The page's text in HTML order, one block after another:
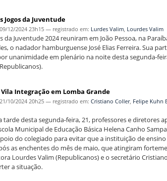
da Juventude
09/12/2024 23h15 — registrado em: Lurdes Valim, Lourdes Valim
Juventude 2024 reuniram em João Pessoa, na
o nadador hamburguense José Elias Ferreira. Sua
unanimidade em plenário na noite desta segunda-
Integração em Lomba Grande
21/10/2024 20h25 — registrado em: Cristiano Coller, Felipe Kuhn
tarde desta segunda-feira, 21, professores e diretores
Municipal de Educação Básica Helena Canho
do colegiado para evitar que a instituição de
as enchentes do mês de maio, que atingiram
Lourdes Valim (Republicanos) e o secretário
a situação.